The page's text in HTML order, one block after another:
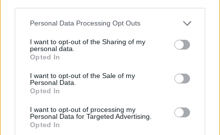
Please note that this website/app uses one or more Google
not limited to your visit or usage behaviour. You may click to
grant or deny consent to Google and its third-party tags to
use your data for below specified purposes in below Google
consent section.
Personal Data Processing Opt Outs
I want to opt-out of the Sharing of my
personal data.
Opted In
I want to opt-out of the Sale of my
Personal Data.
Opted In
I want to opt-out of processing my
Personal Data for Targeted Advertising.
Opted In
Cotización de Bitcoin hoy: análisis del mercado y tendencias
Diego Martín · 8 Ago 2026
FINANCIACIÓN